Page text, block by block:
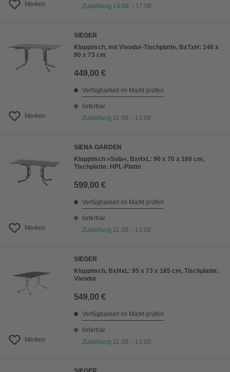
Merken
Zustellung 14.08. - 17.08.
Merken
SIEGER
Klapptisch, mit Vivodur-Tischplatte, BxTxH: 140 x
90 x 73 cm
449,00 €
Verfügbarkeit im Markt prüfen
lieferbar
Zustellung 11.08. - 13.08.
Merken
SIENA GARDEN
Klapptisch »Sola«, BxHxL: 90 x 70 x 160 cm,
Tischplatte: HPL-Platte
599,00 €
Verfügbarkeit im Markt prüfen
lieferbar
Zustellung 11.08. - 13.08.
Merken
SIEGER
Klapptisch, BxHxL: 95 x 73 x 165 cm, Tischplatte:
Vivodur
549,00 €
Verfügbarkeit im Markt prüfen
lieferbar
Zustellung 11.08. - 13.08.